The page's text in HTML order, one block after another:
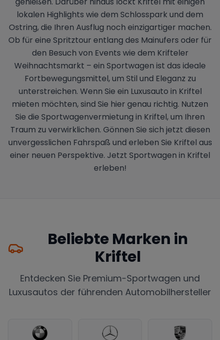
lokalen Highlights wie dem Schlosspark und dem
Ostring, die Ihren Ausflug noch einzigartiger machen.
Ob für eine Spritztour entlang des Mainufers oder für
den Besuch von Events wie dem Krifteler
Weihnachtsmarkt – ein Sportwagen ist das ideale
Fortbewegungsmittel, um Stil und Eleganz zu
unterstreichen. Wenn Sie ein Luxusauto in Kriftel
mieten möchten, sind Sie hier genau richtig. Nutzen
Sie die Sportwagenvermietung in Kriftel, um Ihren
Traum zu verwirklichen. Gönnen Sie sich jetzt diesen
unvergesslichen Fahrspaß und erleben Sie Kriftel aus
einer neuen Perspektive. Jetzt Sportwagen in Kriftel
erleben!
Beliebte Marken in
Kriftel
Entdecken Sie Premium-Sportwagen und
Luxusautos der führenden Automobilhersteller